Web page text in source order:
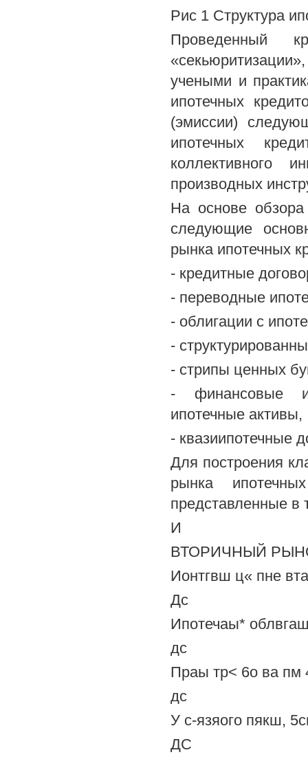
Рис 1 Структура
Проведенный
учеными и
ипотечных
(эмиссии)
ипотечных
коллективного
производных
На основе
следующие
рынка ипотечных
- кредитные
- переводные
- облигации с
-
- стрипы ценных
- финансовые
ипотечные активы,
- квазиипотечные
Для построения
рынка
представленные в
И
ВТОРИЧНЫЙ
Ионтгвш ц« пне
Дс
Ипотечаы*
дс
Праы тр< 6о ва пм
дс
У с-язяого пякш,
ДС